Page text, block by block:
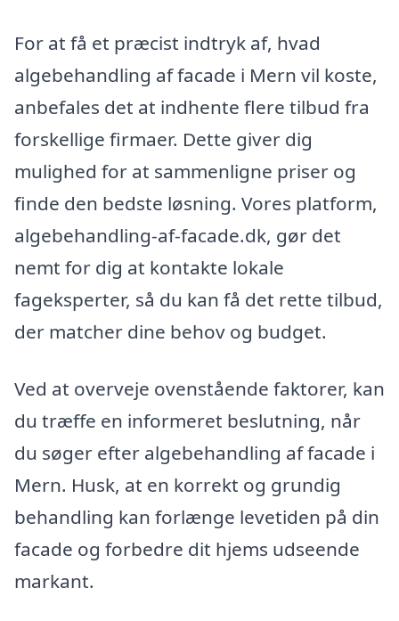
For at få et præcist indtryk af, hvad
algebehandling af facade i Mern vil koste,
anbefales det at indhente flere tilbud fra
forskellige firmaer. Dette giver dig
mulighed for at sammenligne priser og
finde den bedste løsning. Vores platform,
algebehandling-af-facade.dk, gør det
nemt for dig at kontakte lokale
fageksperter, så du kan få det rette tilbud,
der matcher dine behov og budget.
Ved at overveje ovenstående faktorer, kan
du træffe en informeret beslutning, når
du søger efter algebehandling af facade i
Mern. Husk, at en korrekt og grundig
behandling kan forlænge levetiden på din
facade og forbedre dit hjems udseende
markant.